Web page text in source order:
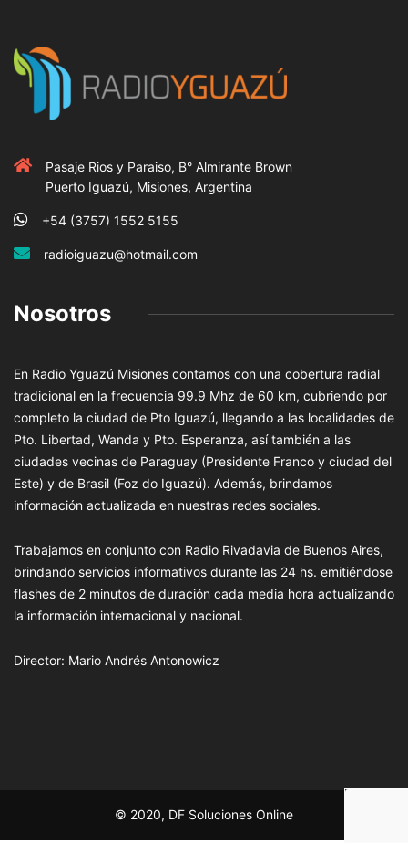
Pasaje Rios y Paraiso, B° Almirante Brown
Puerto Iguazú, Misiones, Argentina
+54 (3757) 1552 5155
radioiguazu@hotmail.com
Nosotros
En Radio Yguazú Misiones contamos con una cobertura radial
tradicional en la frecuencia 99.9 Mhz de 60 km, cubriendo por
completo la ciudad de Pto Iguazú, llegando a las localidades de
Pto. Libertad, Wanda y Pto. Esperanza, así también a las
ciudades vecinas de Paraguay (Presidente Franco y ciudad del
Este) y de Brasil (Foz do Iguazú). Además, brindamos
información actualizada en nuestras redes sociales.
Trabajamos en conjunto con Radio Rivadavia de Buenos Aires,
brindando servicios informativos durante las 24 hs. emitiéndose
flashes de 2 minutos de duración cada media hora actualizando
la información internacional y nacional.
Director: Mario Andrés Antonowicz
© 2020, DF Soluciones Online